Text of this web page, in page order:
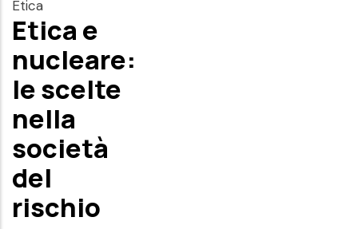
Etica
Etica e
nucleare:
le scelte
nella
società
del
rischio